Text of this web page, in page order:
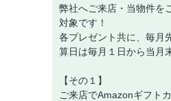
弊社へご来店・当物件を
対象です！
各プレゼント共に、毎月
算日は毎月１日から当月
【その１】
ご来店でAmazonギフト